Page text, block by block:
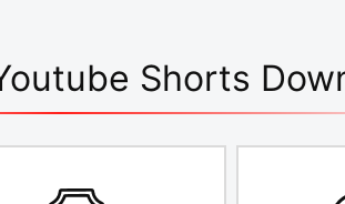
Shorts